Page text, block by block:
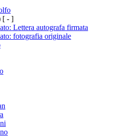
[ - ]
Lettera autografa firmata
fotografia originale